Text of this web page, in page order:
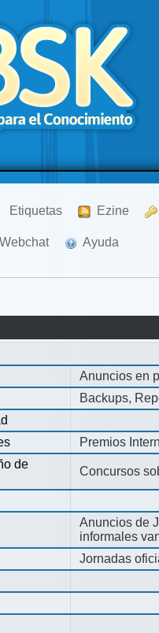
Etiquetas Ezine
Webchat Ayuda
Anuncios en
Backups,
Premios
de
Concursos
Anuncios de
informales
Jornadas